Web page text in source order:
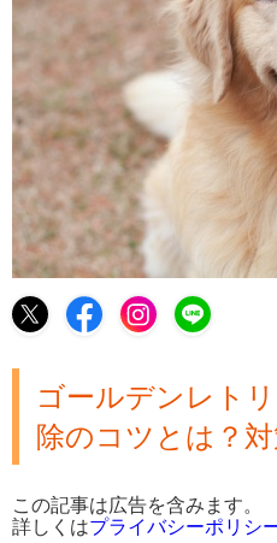
ゴールデンレト
除のコツとは？
この記事は広告を含みます。
詳しくはプライバシーポリシ